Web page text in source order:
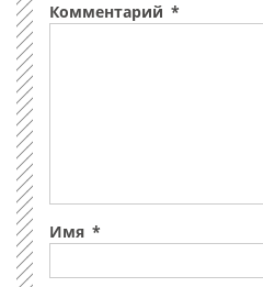
Комментарий *
Имя *